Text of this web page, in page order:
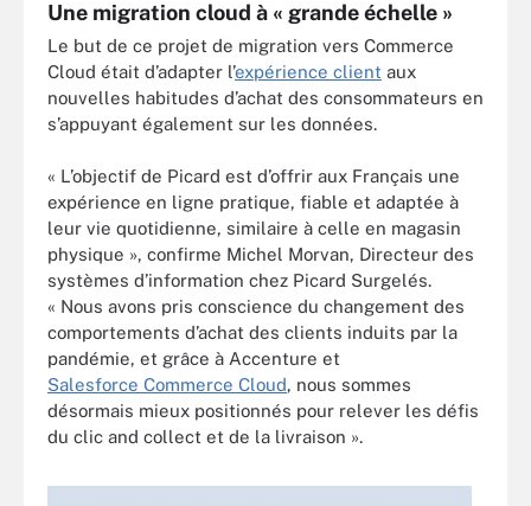
Une migration cloud à « grande échelle »
Le but de ce projet de migration vers Commerce
Cloud était d’adapter l’expérience client aux
nouvelles habitudes d’achat des consommateurs en
s’appuyant également sur les données.
« L’objectif de Picard est d’offrir aux Français une
expérience en ligne pratique, fiable et adaptée à
leur vie quotidienne, similaire à celle en magasin
physique », confirme Michel Morvan, Directeur des
systèmes d’information chez Picard Surgelés.
« Nous avons pris conscience du changement des
comportements d’achat des clients induits par la
pandémie, et grâce à Accenture et
Salesforce Commerce Cloud, nous sommes
désormais mieux positionnés pour relever les défis
du clic and collect et de la livraison ».